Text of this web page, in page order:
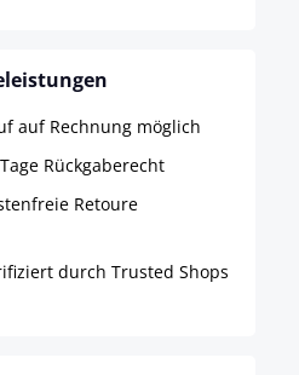
auf Rechnung möglich
Rückgaberecht
Retoure
durch Trusted Shops